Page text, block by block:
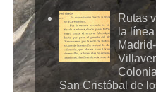
Rutas
la
San Cristóbal de